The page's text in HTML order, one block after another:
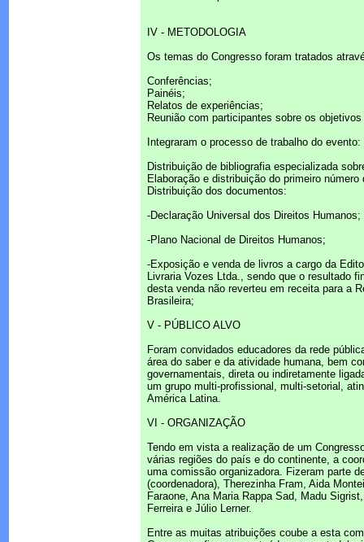
IV - METODOLOGIA
Os temas do Congresso foram tratados
Conferências;
Painéis;
Relatos de experiências;
Reunião com participantes sobre os
Integraram o processo de trabalho do evento:
Distribuição de bibliografia especializada
Elaboração e distribuição do primeiro
Distribuição dos documentos:
-Declaração Universal dos Direitos Humanos;
-Plano Nacional de Direitos Humanos;
-Exposição e venda de livros a cargo da
Livraria Vozes Ltda., sendo que o resultado
desta venda não reverteu em receita para a
Brasileira;
V - PÚBLICO ALVO
Foram convidados educadores da rede
área do saber e da atividade humana, bem
governamentais, direta ou indiretamente
um grupo multi-profissional, multi-setorial,
América Latina.
VI - ORGANIZAÇÃO
Tendo em vista a realização de um
várias regiões do país e do continente, a
uma comissão organizadora. Fizeram parte
(coordenadora), Therezinha Fram, Aida
Faraone, Ana Maria Rappa Sad, Madu
Ferreira e Júlio Lerner.
Entre as muitas atribuições coube a esta